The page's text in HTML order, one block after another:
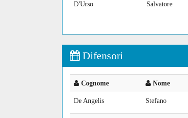
D'Urso Salvatore
Difensori
Cognome Nome
De Angelis Stefano